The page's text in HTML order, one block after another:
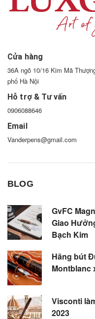
Cửa hàng
36A ngõ 10/16 Kim Mã
phố Hà Nội
Hỗ trợ & Tư vấn
0906088646
Email
Vanderpens@gmail.com
BLOG
GvFC
Giao
Bạch Kim
Hãng bút
Montblanc
Visconti
2023